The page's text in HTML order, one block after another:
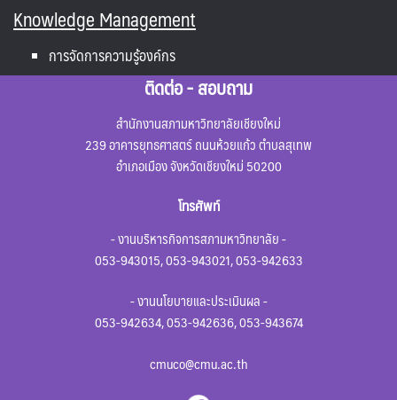
Knowledge Management
การจัดการความรู้องค์กร
ติดต่อ - สอบถาม
สำนักงานสภามหาวิทยาลัยเชียงใหม่
239 อาคารยุทธศาสตร์ ถนนห้วยแก้ว ตำบลสุเทพ
อำเภอเมือง จังหวัดเชียงใหม่ 50200
โทรศัพท์
- งานบริหารกิจการสภามหาวิทยาลัย -
053-943015, 053-943021, 053-942633
- งานนโยบายและประเมินผล -
053-942634, 053-942636, 053-943674
cmuco@cmu.ac.th